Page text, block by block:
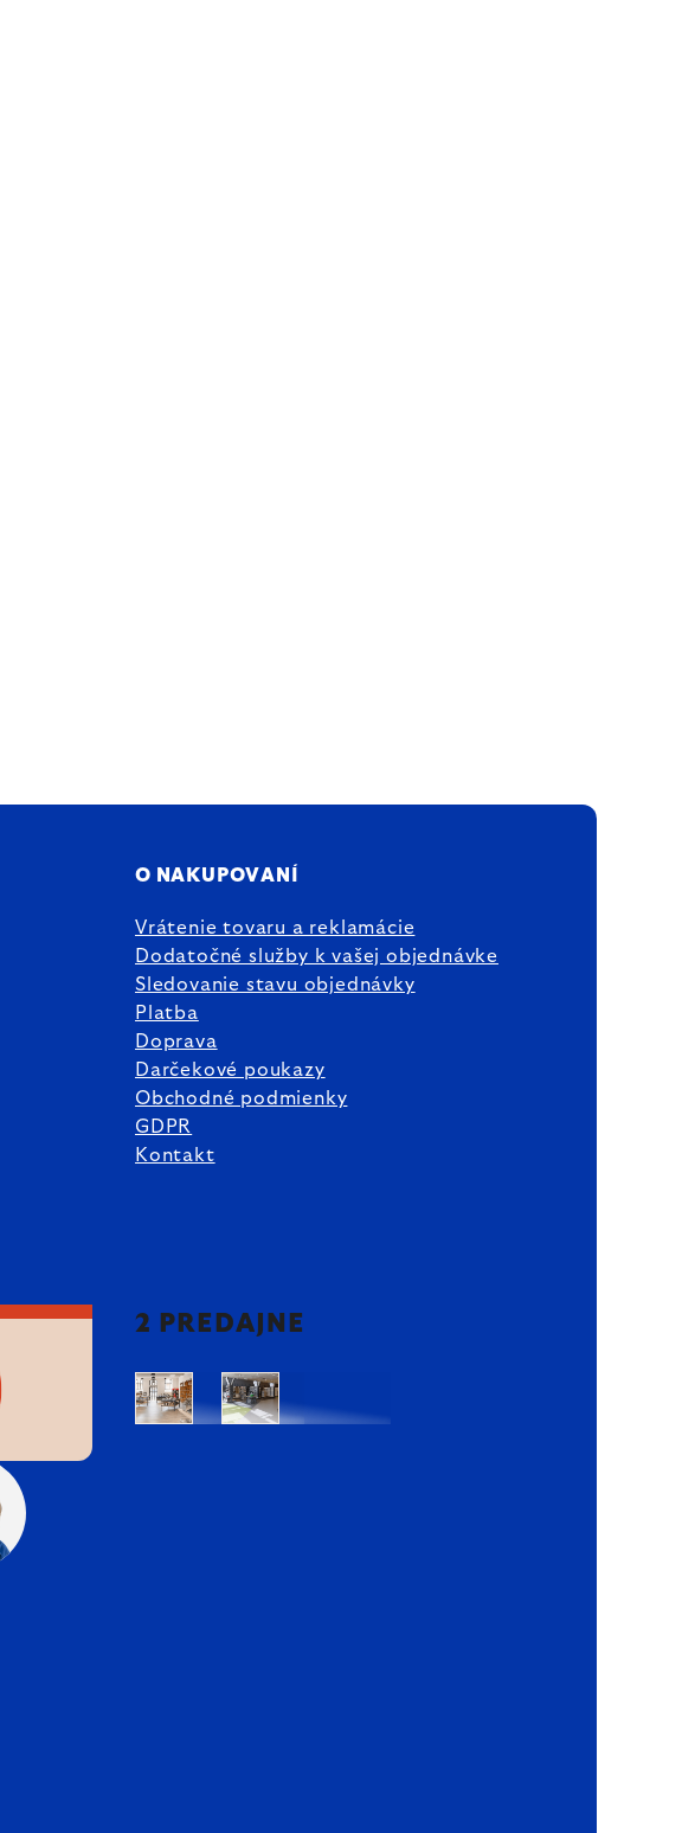
O NAKUPOVANÍ
Vrátenie tovaru a reklamácie
Dodatočné služby k vašej objednávke
Sledovanie stavu objednávky
Platba
Doprava
Darčekové poukazy
Obchodné podmienky
GDPR
Kontakt
2 PREDAJNE